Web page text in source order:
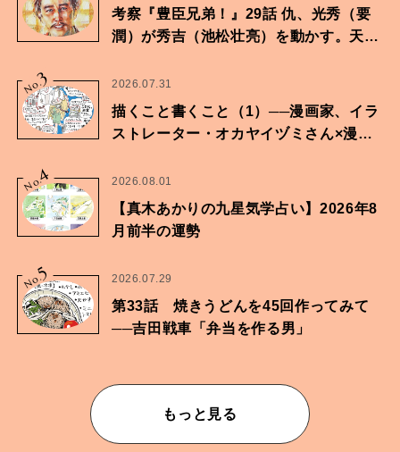
考察『豊臣兄弟！』29話 仇、光秀（要
潤）が秀吉（池松壮亮）を動かす。天下
No.
3 2026.07.31
描くこと書くこと（1）──漫画家、イラ
ストレーター・オカヤイヅミさん×漫画
No.
4 2026.08.01
【真木あかりの九星気学占い】2026年8
月前半の運勢
No.
5 2026.07.29
第33話 焼きうどんを45回作ってみて
──吉田戦車「弁当を作る男」
もっと見る